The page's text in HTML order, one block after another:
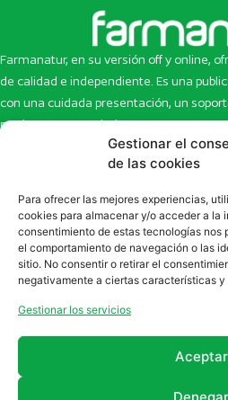
Gestionar el
de las cookies
Para ofrecer las mejores experiencias,
cookies para almacenar y/o acceder a la
consentimiento de estas tecnologías nos
el comportamiento de navegación o las
sitio. No consentir o retirar el
negativamente a ciertas características
Gestionar los servicios
Aceptar
Denegar
Farmanatur, en su versión off y online,
de calidad e independiente. Es una
con una cuidada presentación, un
productos y novedades.
Inicio
Newsletter
Eco Multimedia
Contacto
SUSCRÍBETE A NUESTRO
la sección deNewsletter